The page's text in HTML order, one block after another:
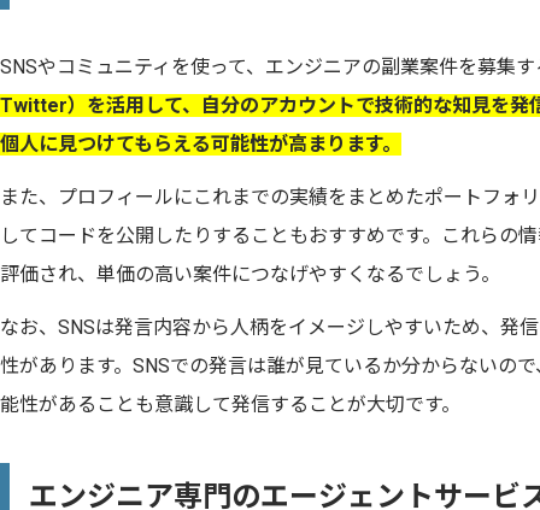
SNSやコミュニティを使って、エンジニアの副業案件を募集
Twitter）を活用して、自分のアカウントで技術的な知見を発
個人に見つけてもらえる可能性が高まります。
また、プロフィールにこれまでの実績をまとめたポートフォ
してコードを公開したりすることもおすすめです。これらの
評価され、単価の高い案件につなげやすくなるでしょう。
なお、SNSは発言内容から人柄をイメージしやすいため、発
性があります。SNSでの発言は誰が見ているか分からないの
能性があることも意識して発信することが大切です。
エンジニア専門のエージェントサービ